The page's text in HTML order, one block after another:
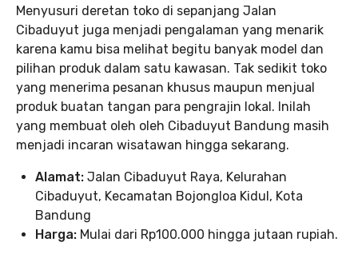
Menyusuri deretan toko di sepanjang Jalan
Cibaduyut juga menjadi pengalaman yang menarik
karena kamu bisa melihat begitu banyak model dan
pilihan produk dalam satu kawasan. Tak sedikit toko
yang menerima pesanan khusus maupun menjual
produk buatan tangan para pengrajin lokal. Inilah
yang membuat oleh oleh Cibaduyut Bandung masih
menjadi incaran wisatawan hingga sekarang.
Alamat: Jalan Cibaduyut Raya, Kelurahan
Cibaduyut, Kecamatan Bojongloa Kidul, Kota
Bandung
Harga: Mulai dari Rp100.000 hingga jutaan rupiah.